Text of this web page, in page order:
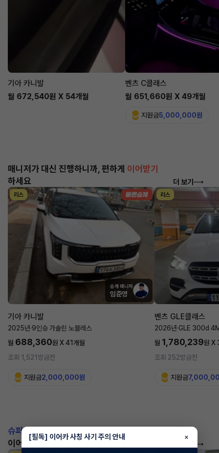
기아 카니발
월 672,540원 X 54개월
벤츠 C클래스
월 651,660원 X 49개월
지원금5,000,000원
매니저가 대신 진행하니까, 편하게 이어받기
하세요
더 보기
리스
승계 매니저
임준영
기아 카니발
2025년·9인승 가솔린 노블레스
월 688,360원 X41개월
조회 1,521 방금전
지원금2,000,000원
리스
벤츠 GLE클래스
2026년·GLE 300d
월 1,780,239원 X
조회 252방금전
지원금
슈퍼카!
이어카에서 좋은 조건으로 만나보세요
[필독] 이어카 사칭 사기 주의 안내 ×